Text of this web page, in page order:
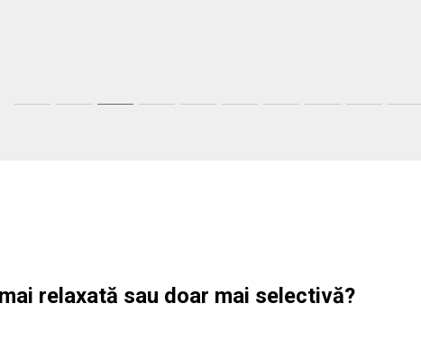
relaxată sau doar mai selectivă?